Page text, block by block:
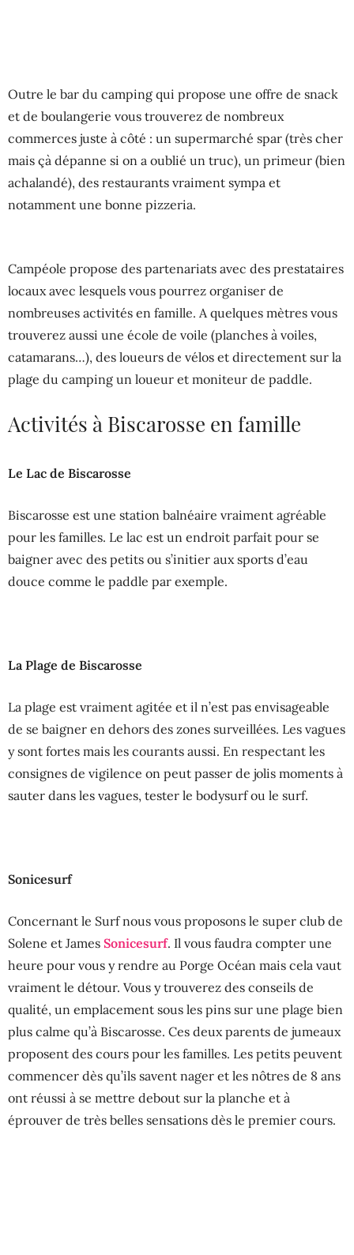
Outre le bar du camping qui propose une offre de snack
et de boulangerie vous trouverez de nombreux
commerces juste à côté : un supermarché spar (très cher
mais çà dépanne si on a oublié un truc), un primeur (bien
achalandé), des restaurants vraiment sympa et
notamment une bonne pizzeria.
Campéole propose des partenariats avec des prestataires
locaux avec lesquels vous pourrez organiser de
nombreuses activités en famille. A quelques mètres vous
trouverez aussi une école de voile (planches à voiles,
catamarans…), des loueurs de vélos et directement sur la
plage du camping un loueur et moniteur de paddle.
Activités à Biscarosse en famille
Le Lac de Biscarosse
Biscarosse est une station balnéaire vraiment agréable
pour les familles. Le lac est un endroit parfait pour se
baigner avec des petits ou s’initier aux sports d’eau
douce comme le paddle par exemple.
La Plage de Biscarosse
La plage est vraiment agitée et il n’est pas envisageable
de se baigner en dehors des zones surveillées. Les vagues
y sont fortes mais les courants aussi. En respectant les
consignes de vigilence on peut passer de jolis moments à
sauter dans les vagues, tester le bodysurf ou le surf.
Sonicesurf
Concernant le Surf nous vous proposons le super club de
Solene et James Sonicesurf. Il vous faudra compter une
heure pour vous y rendre au Porge Océan mais cela vaut
vraiment le détour. Vous y trouverez des conseils de
qualité, un emplacement sous les pins sur une plage bien
plus calme qu’à Biscarosse. Ces deux parents de jumeaux
proposent des cours pour les familles. Les petits peuvent
commencer dès qu’ils savent nager et les nôtres de 8 ans
ont réussi à se mettre debout sur la planche et à
éprouver de très belles sensations dès le premier cours.